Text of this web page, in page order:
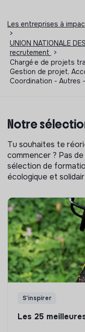
Les entreprises à
>
UNION NATIONALE
recrutement
>
Chargé·e de projets
Gestion de projet,
Coordination - Autres
Notre
Tu souhaites te
commencer ? Pas
sélection de
écologique et
S'inspirer
Les 25